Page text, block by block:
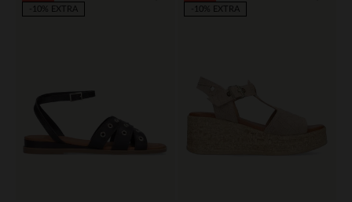
-10% EXTRA
-10% EXTRA